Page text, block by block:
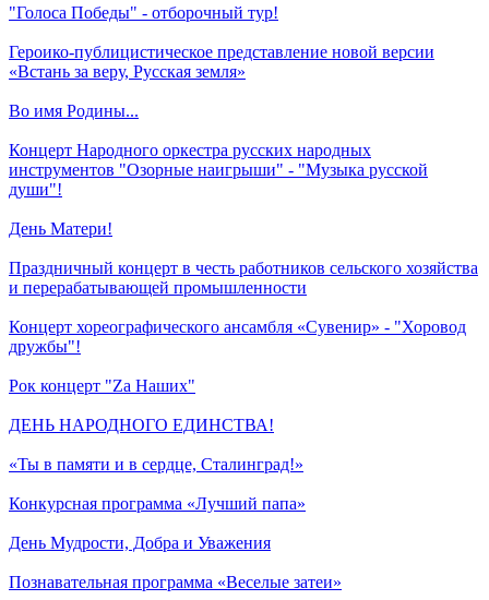
"Голоса Победы" - отборочный тур!
Героико-публицистическое представление новой версии
«Встань за веру, Русская земля»
Во имя Родины...
Концерт Народного оркестра русских народных
инструментов "Озорные наигрыши" - "Музыка русской
души"!
День Матери!
Праздничный концерт в честь работников сельского хозяйства
и перерабатывающей промышленности
Концерт хореографического ансамбля «Сувенир» - "Хоровод
дружбы"!
Рок концерт "Zа Наших"
ДЕНЬ НАРОДНОГО ЕДИНСТВА!
«Ты в памяти и в сердце, Сталинград!»
Конкурсная программа «Лучший папа»
День Мудрости, Добра и Уважения
Познавательная программа «Веселые затеи»